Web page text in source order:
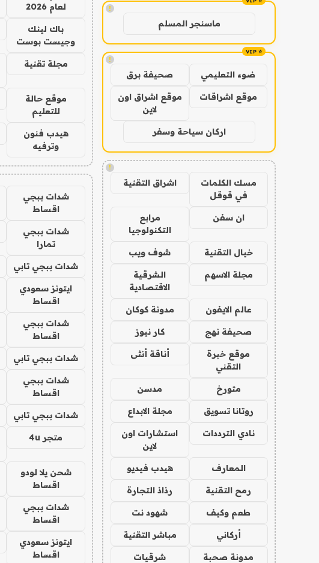
!
ماسنجر المسلم
!
ضوء التعليمي صحيفة برق
موقع اشراقات
موقع اشراق اون
لاين
اركان سياحة وسفر
!
مسك الكلمات
في قوقل
اشراق التقنية
ان سفن
مرابع
التكنولوجيا
خيال التقنية شوف ويب
مجلة الاسهم
الشرقية
الاقتصادية
عالم الايفون مدونة كوكان
صحيفة نهج كار نيوز
موقع خبرة
التقني
أناقة أنثى
متورخ مدسن
روتانا تسويق مجلة الابداع
نادي الترددات
استشارات اون
لاين
المعارف هيدب فيديو
رمح التقنية رذاذ التجارة
طعم وكيف شهود نت
أركاني مباشر التقنية
مدونة صحبة
شرقيات
لعام 2026
باك لينك
وجيست بوست
مجلة تقنية
موقع حالة
للتعليم
هيدب فنون
وترفيه
شدات ببجي
اقساط
شدات ببجي
تمارا
شدات ببجي تابي
ايتونز سعودي
اقساط
شدات ببجي
اقساط
شدات ببجي تابي
شدات ببجي
اقساط
شدات ببجي تابي
متجر 4u
شحن يلا لودو
اقساط
شدات ببجي
اقساط
ايتونز سعودي
اقساط